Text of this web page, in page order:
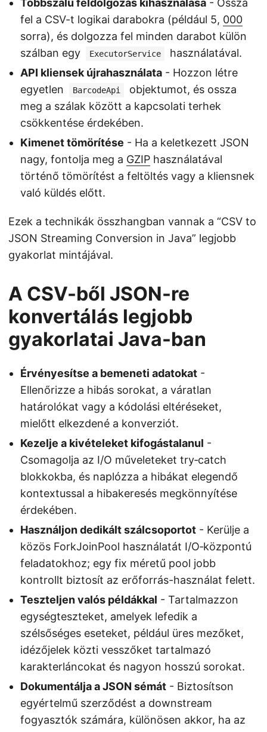
Többszálú feldolgozás kihasználása - Ossza
fel a CSV-t logikai darabokra (például 5, 000
sorra), és dolgozza fel minden darabot külön
szálban egy
ExecutorService
használatával.
API kliensek újrahasználata - Hozzon létre
egyetlen
BarcodeApi
objektumot, és ossza
meg a szálak között a kapcsolati terhek
csökkentése érdekében.
Kimenet tömörítése - Ha a keletkezett JSON
nagy, fontolja meg a GZIP használatával
történő tömörítést a feltöltés vagy a kliensnek
való küldés előtt.
Ezek a technikák összhangban vannak a “CSV to
JSON Streaming Conversion in Java” legjobb
gyakorlat mintájával.
A CSV-ből JSON-re
konvertálás legjobb
gyakorlatai Java-ban
Érvényesítse a bemeneti adatokat -
Ellenőrizze a hibás sorokat, a váratlan
határolókat vagy a kódolási eltéréseket,
mielőtt elkezdené a konverziót.
Kezelje a kivételeket kifogástalanul -
Csomagolja az I/O műveleteket try‑catch
blokkokba, és naplózza a hibákat elegendő
kontextussal a hibakeresés megkönnyítése
érdekében.
Használjon dedikált szálcsoportot - Kerülje a
közös ForkJoinPool használatát I/O‑központú
feladatokhoz; egy fix méretű pool jobb
kontrollt biztosít az erőforrás-használat felett.
Teszteljen valós példákkal - Tartalmazzon
egységteszteket, amelyek lefedik a
szélsőséges eseteket, például üres mezőket,
idézőjelek közti vesszőket tartalmazó
karakterláncokat és nagyon hosszú sorokat.
Dokumentálja a JSON sémát - Biztosítson
egyértelmű szerződést a downstream
fogyasztók számára, különösen akkor, ha az